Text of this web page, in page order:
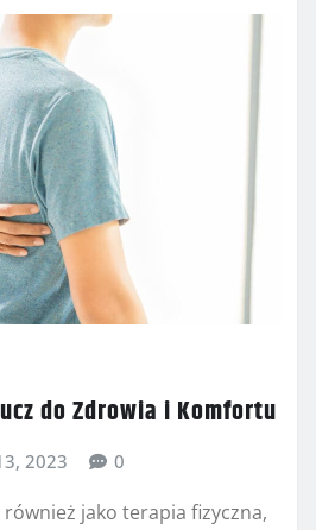
do Zdrowia i Komfortu
2023 0
jako terapia fizyczna,